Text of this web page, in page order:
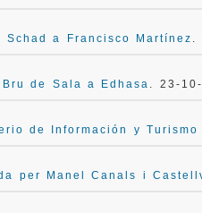
Schad a Francisco Martínez .
de Sala a Edhasa . 23-
de Información y
per Manel Canals i